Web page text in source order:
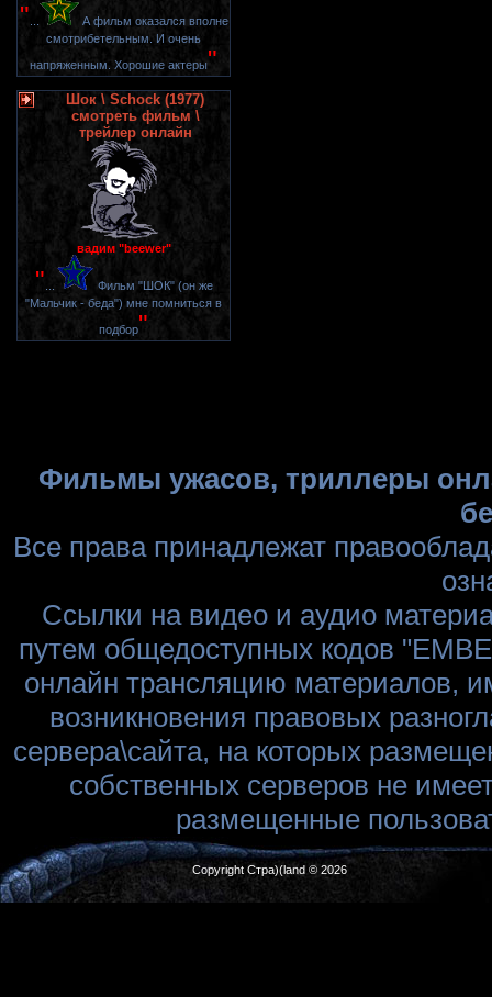
"
А фильм оказался вполне
смотрибетельным. И очень
напряженным. Хорошие актеры"
Шок \ Schock (1977)
смотреть фильм \
трейлер онлайн
вадим "beewer"
"
Фильм "ШОК" (он же
"Мальчик - беда") мне помниться в
подбор"
Фильмы ужасов, триллеры
Все права принадлежат
Ссылки на видео и аудио
путем общедоступных кодов
онлайн трансляцию материалов,
возникновения правовых
сервера\сайта, на которых
собственных серверов не
размещенные
Copyright Стра)(land © 2026